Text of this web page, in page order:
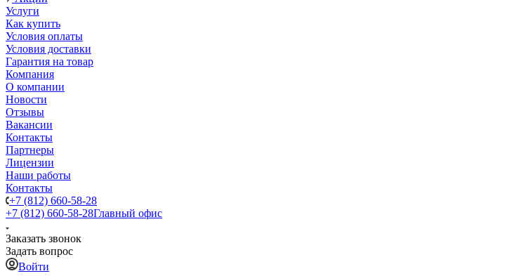
Услуги
Как купить
Условия оплаты
Условия доставки
Гарантия на товар
Компания
О компании
Новости
Отзывы
Вакансии
Контакты
Партнеры
Лицензии
Наши работы
Контакты
+7 (812) 660-58-28
+7 (812) 660-58-28Главный офис
Заказать звонок
Задать вопрос
Войти